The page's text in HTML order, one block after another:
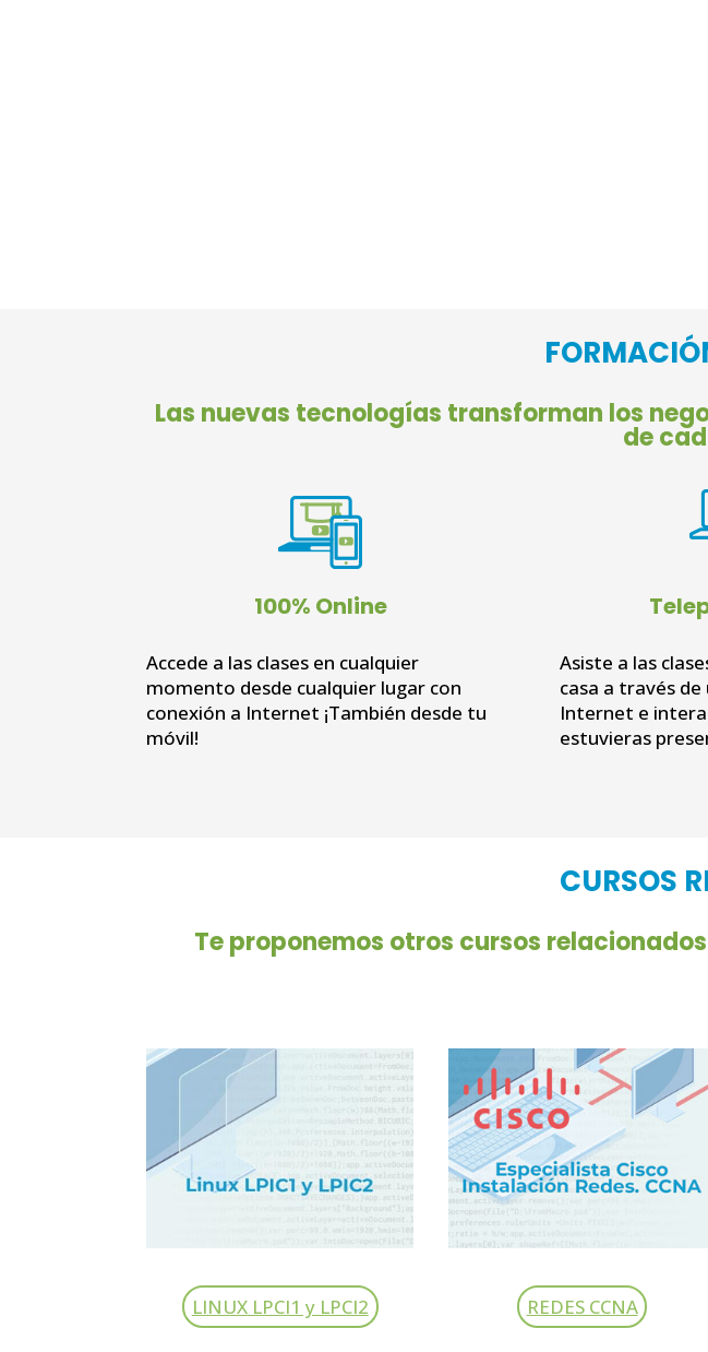
Las nuevas tecnologías transforman los
de
100% Online
Accede a las clases en cualquier
momento desde cualquier lugar con
conexión a Internet ¡También desde tu
móvil!
Asiste a las
casa a través
Internet e
estuvieras
CURSOS
Te proponemos otros cursos
LINUX LPCI1 y LPCI2 REDES CCNA